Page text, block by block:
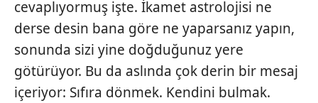
cevaplıyormuş işte. İkamet astrolojisi ne
derse desin bana göre ne yaparsanız yapın,
sonunda sizi yine doğduğunuz yere
götürüyor. Bu da aslında çok derin bir mesaj
içeriyor: Sıfıra dönmek. Kendini bulmak.